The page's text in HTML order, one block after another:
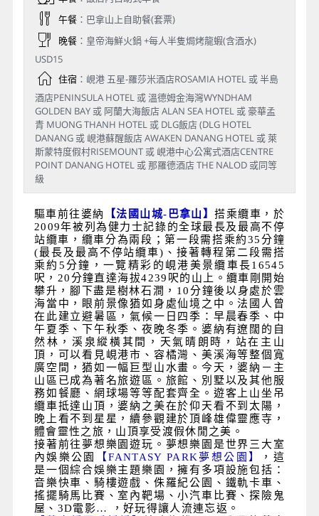
午餐：巴拿山上自助餐(套票)
晚餐：皇帝海鮮火鍋 +每人半隻焗烤龍蝦(含酒水)
USD15
住宿：峴港 五星-羅莎米酒店ROSAMIA HOTEL 或 半島
酒店PENINSULA HOTEL 或 溫德姆金海灣WYNDHAM
GOLDEN BAY 或 阿蘭大海飯店 ALAN SEA HOTEL 或 豪華孟
青 MUONG THANH HOTEL 或 DLG飯店 (DLG HOTEL
DANANG 或 峴港蘇醒飯店 AWAKEN DANANG HOTEL 或 萊
斯蒙特度假村RISEMOUNT 或 峴港中心公寓式酒店CENTRE
POINT DANANG HOTEL 或 那羅德酒店 THE NALOD 或同等
級
驅車前往婆納 【法國山城-巴拿山】搭乘纜車，於
2009年被列為健力士記錄的全球最長及最高不停
站纜車，纜車分為兩段；第一段需搭乘約35分鐘
(最長及最高不停站纜車)、接著轉程第二段需搭
乘約5分鐘，一覽精彩的峴港美景纜車長16545
呎，20分鐘直達海拔4239呎的山上。纜車剛開始
攀升，腳下盡是樹林石澗，10分鐘後以身處於雲
海當中，眼前景像猶如身處仙境之中。法國人曾
在此建立避暑區，氣候一日四季：早晨春季、中
午夏季、下午秋季、夜晚冬季。婆納有遼闊的自
然林，溪泉縱橫其間，天氣晴朗時，站在主山
頂，可以看見峴港市、容橘灣、美溪海等整個寬
廣空間，猶如一幅巨型山水畫。今天，婆納－主
山區已成為著名旅遊區。旅館、別墅以及其他服
務如餐廳、網球場等等配套齊全。遊客上山坐吊
纜車抵達山頂，婆納之美在於仰天看不到太陽，
晚上看不到星星，續參觀建於頂峰雄偉靈應寺，
體會靈性之旅，山頂享受渡假休閒之美。
接著前往夢想樂園遊玩。夢想樂園是世界三大室
內娛樂公園
【FANTASY PARK夢想公園】
，這
是一個綜合娛樂主題樂園，擁有多項設施包括：
音樂快車、騎樓遊戲、侏羅紀公園、鐵軌卡車、
搖擺騎馬比賽、室內靶場、小汽車比賽、探險鬼
屋、3D電影… ，好玩得讓人流連忘返。